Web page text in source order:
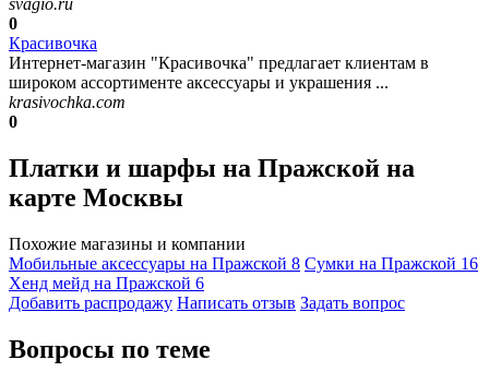
svagio.ru
0
Красивочка
Интернет-магазин "Красивочка" предлагает клиентам в
широком ассортименте аксессуары и украшения ...
krasivochka.com
0
Платки и шарфы на Пражской на
карте Москвы
Похожие магазины и компании
Мобильные аксессуары на Пражской 8 Сумки на Пражской 16
Хенд мейд на Пражской 6
Добавить раcпродажу Написать отзыв Задать вопрос
Вопросы по теме